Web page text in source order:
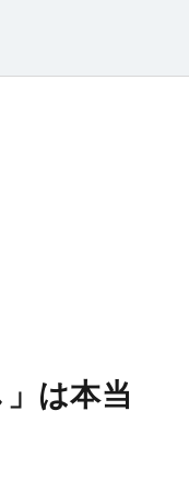
は本当